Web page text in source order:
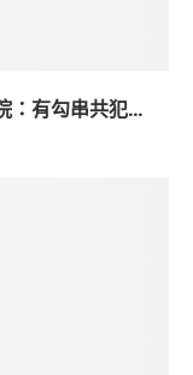
有勾串共犯...